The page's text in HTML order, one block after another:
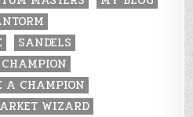
SANDELS
A CHAMPION
WIZARD